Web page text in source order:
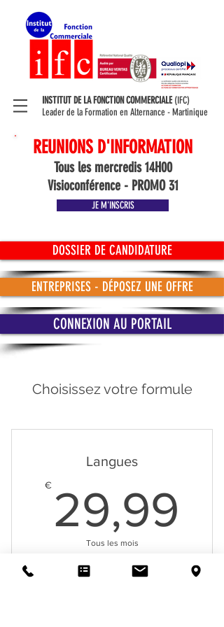
INSTITUT DE LA FONCTION COMMERCIALE (IFC)
Leader de la Formation en Alternance - Martinique
REUNIONS D'INFORMATION
Tous les mercredis 14H00
Visioconférence - PROMO 31
JE M'INSCRIS
DOSSIER DE CANDIDATURE
ENTREPRISES - DÉPOSEZ UNE OFFRE
CONNEXION AU PORTAIL
Choisissez votre formule
Langues
€ 29,99
Tous les mois